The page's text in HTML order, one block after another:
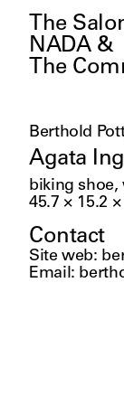
The
NADA &
The
Berthold
Agata
biking shoe,
45.7 × 15.2 ×
Contact
Site web:
Email: